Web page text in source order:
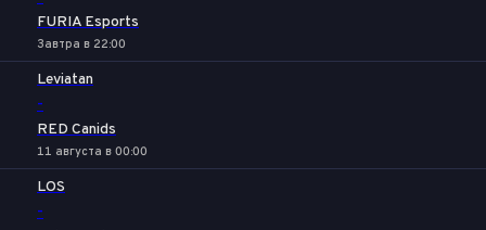
FURIA Esports
Завтра в 22:00
Leviatan
-
RED Canids
11 августа в 00:00
LOS
-